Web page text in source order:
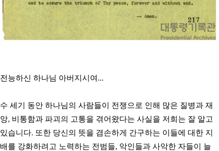
전능하신 하나님 아버지시여...
수 세기 동안 하나님의 사람들이 전쟁으로 인해 많은 질병과 재
앙, 비통함과 파괴의 고통을 겪어왔다는 사실을 저희는 잘 알고
있습니다. 또한 당신의 뜻을 겸손하게 간구하는 이들에 대한 지
배를 강화하려고 노력하는 전범들, 악인들과 사악한 자들이 늘